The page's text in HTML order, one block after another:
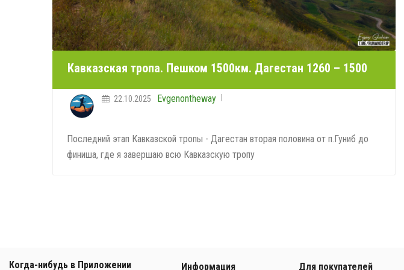
Кавказская тропа. Пешком 1500км. Дагестан 1260 – 1500
Evgenontheway
22.10.2025
Последний этап Кавказской тропы - Дагестан вторая половина от п.Гуниб до
финиша, где я завершаю всю Кавказскую тропу
Когда-нибудь в Приложении Информация Для покупателей